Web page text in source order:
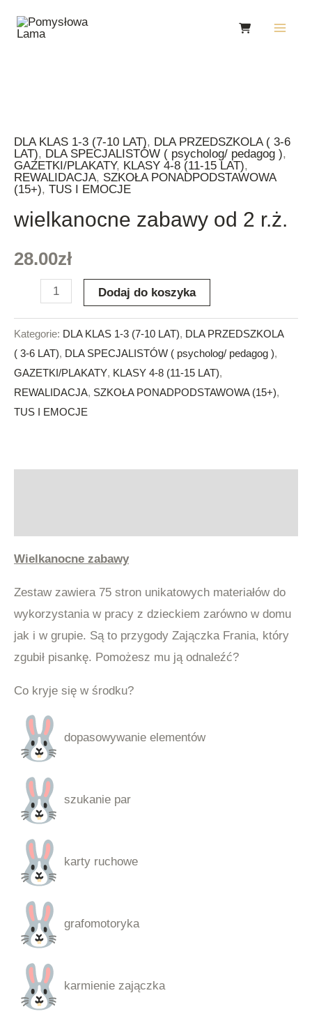
DLA KLAS 1-3 (7-10 LAT), DLA PRZEDSZKOLA ( 3-6
LAT), DLA SPECJALISTÓW ( psycholog/ pedagog ),
GAZETKI/PLAKATY, KLASY 4-8 (11-15 LAT),
REWALIDACJA, SZKOŁA PONADPODSTAWOWA
(15+), TUS I EMOCJE
wielkanocne zabawy od 2 r.ż.
28.00zł
zabawy
od
2
Dodaj do koszyka
Kategorie: DLA KLAS 1-3 (7-10 LAT), DLA PRZEDSZKOLA
( 3-6 LAT), DLA SPECJALISTÓW ( psycholog/ pedagog ),
GAZETKI/PLAKATY, KLASY 4-8 (11-15 LAT),
REWALIDACJA, SZKOŁA PONADPODSTAWOWA (15+),
TUS I EMOCJE
Wielkanocne zabawy
Zestaw zawiera 75 stron unikatowych materiałów do
wykorzystania w pracy z dzieckiem zarówno w domu
jak i w grupie. Są to przygody Zajączka Frania, który
zgubił pisankę. Pomożesz mu ją odnaleźć?
Co kryje się w środku?
dopasowywanie elementów
szukanie par
karty ruchowe
grafomotoryka
karmienie zajączka